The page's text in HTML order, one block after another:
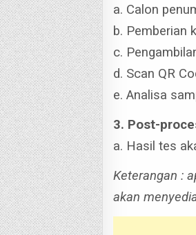
a. Calon
b. Pemberian
c.
d. Scan QR
e. Analisa
3. Post-
a. Hasil tes
Keterangan :
akan